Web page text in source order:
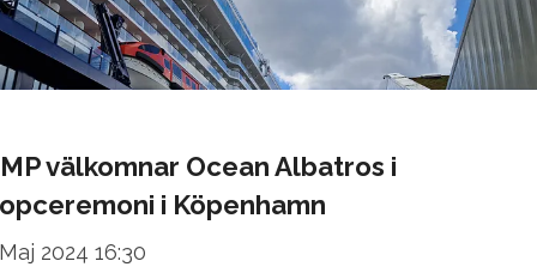
välkomnar Ocean Albatros i
i Köpenhamn
2024 16:30